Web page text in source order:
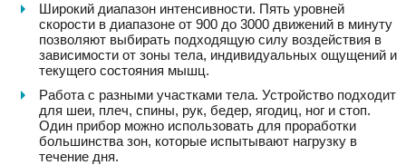
Широкий диапазон интенсивности. Пять уровней
скорости в диапазоне от 900 до 3000 движений в минуту
позволяют выбирать подходящую силу воздействия в
зависимости от зоны тела, индивидуальных ощущений и
текущего состояния мышц.
Работа с разными участками тела. Устройство подходит
для шеи, плеч, спины, рук, бедер, ягодиц, ног и стоп.
Один прибор можно использовать для проработки
большинства зон, которые испытывают нагрузку в
течение дня.